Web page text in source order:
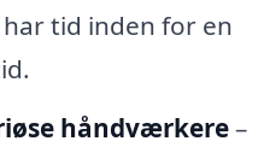
tid inden for en
håndværkere–